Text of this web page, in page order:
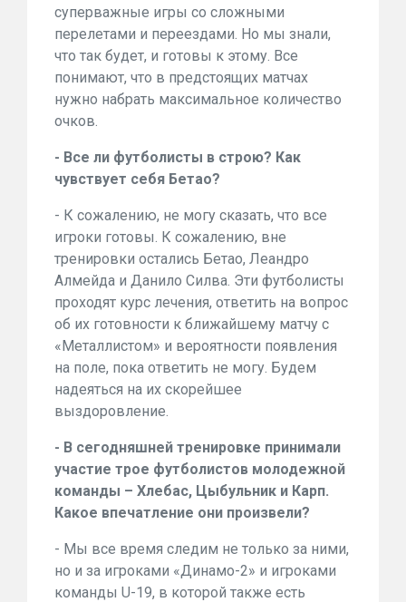
суперважные игры со сложными
перелетами и переездами. Но мы знали,
что так будет, и готовы к этому. Все
понимают, что в предстоящих матчах
нужно набрать максимальное количество
очков.
- Все ли футболисты в строю? Как
чувствует себя Бетао?
- К сожалению, не могу сказать, что все
игроки готовы. К сожалению, вне
тренировки остались Бетао, Леандро
Алмейда и Данило Силва. Эти футболисты
проходят курс лечения, ответить на вопрос
об их готовности к ближайшему матчу с
«Металлистом» и вероятности появления
на поле, пока ответить не могу. Будем
надеяться на их скорейшее
выздоровление.
- В сегодняшней тренировке принимали
участие трое футболистов молодежной
команды – Хлебас, Цыбульник и Карп.
Какое впечатление они произвели?
- Мы все время следим не только за ними,
но и за игроками «Динамо-2» и игроками
команды U-19, в которой также есть